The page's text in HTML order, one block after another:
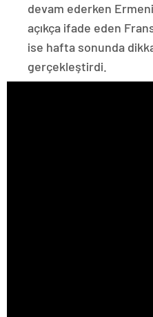
devam ederken
açıkça ifade eden
ise hafta sonunda
gerçekleştirdi.